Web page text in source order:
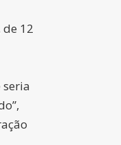
12
seria